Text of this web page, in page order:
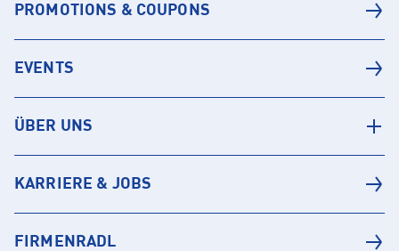
PROMOTIONS & COUPONS
EVENTS
ÜBER UNS
KARRIERE & JOBS
FIRMENRADL